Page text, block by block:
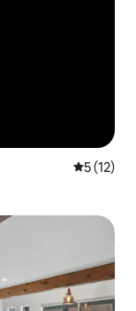
5 de uma
5 (12)